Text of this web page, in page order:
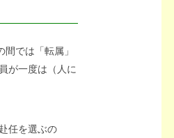
では「転属」
が一度は（人に
任を選ぶの